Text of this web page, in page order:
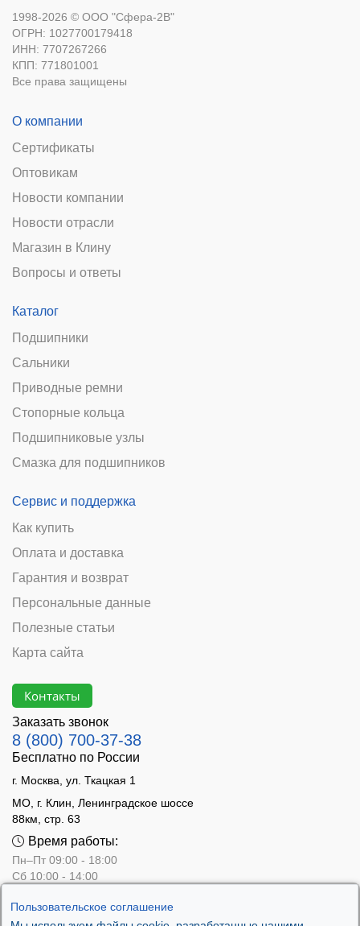
Пользовательское соглашение
1998-2026 © ООО "Сфера-2В"
ОГРН: 1027700179418
ИНН: 7707267266
КПП: 771801001
Все права защищены
О компании
Сертификаты
Оптовикам
Новости компании
Новости отрасли
Магазин в Клину
Вопросы и ответы
Каталог
Подшипники
Сальники
Приводные ремни
Стопорные кольца
Подшипниковые узлы
Смазка для подшипников
Сервис и поддержка
Как купить
Оплата и доставка
Гарантия и возврат
Персональные данные
Полезные статьи
Карта сайта
Контакты
Заказать звонок
8 (800) 700-37-38
Бесплатно по России
г. Москва, ул. Ткацкая 1
МО, г. Клин, Ленинградское шоссе
88км, стр. 63
Время работы:
Пн–Пт 09:00 - 18:00
Сб 10:00 - 14:00